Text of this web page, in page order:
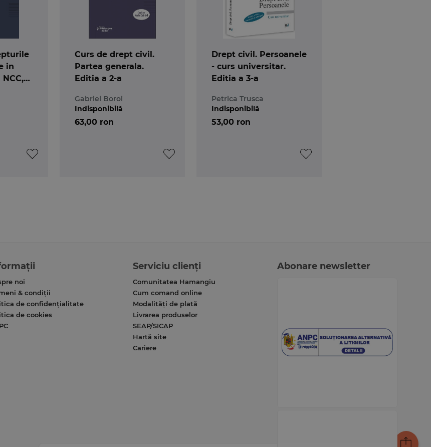
in
Curs de drept civil.
Partea generala.
Editia a 2-a
Gabriel Boroi
63,00 ron
Indisponibilă
Drept civil. Persoanele
- curs universitar.
Editia a 3-a
Petrica Trusca
53,00 ron
Indisponibilă
noi
& condiții
de confidențialitate
de cookies
Serviciu clienți
Comunitatea Hamangiu
Cum comand online
Modalități de plată
Livrarea produselor
SEAP/SICAP
Hartă site
Cariere
Abonare newsletter